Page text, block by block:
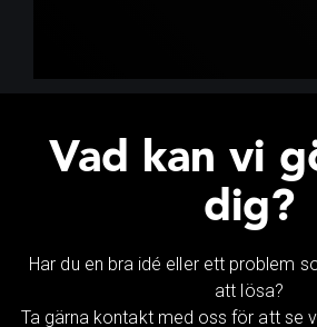
Vad kan vi
dig?
Har du en bra idé eller ett problem
att lösa?
Ta gärna kontakt med oss för att se